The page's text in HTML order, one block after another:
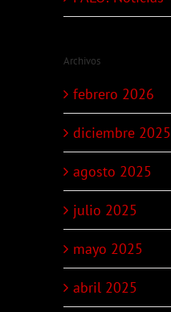
Archivos
febrero 2026
diciembre 2025
agosto 2025
julio 2025
mayo 2025
abril 2025